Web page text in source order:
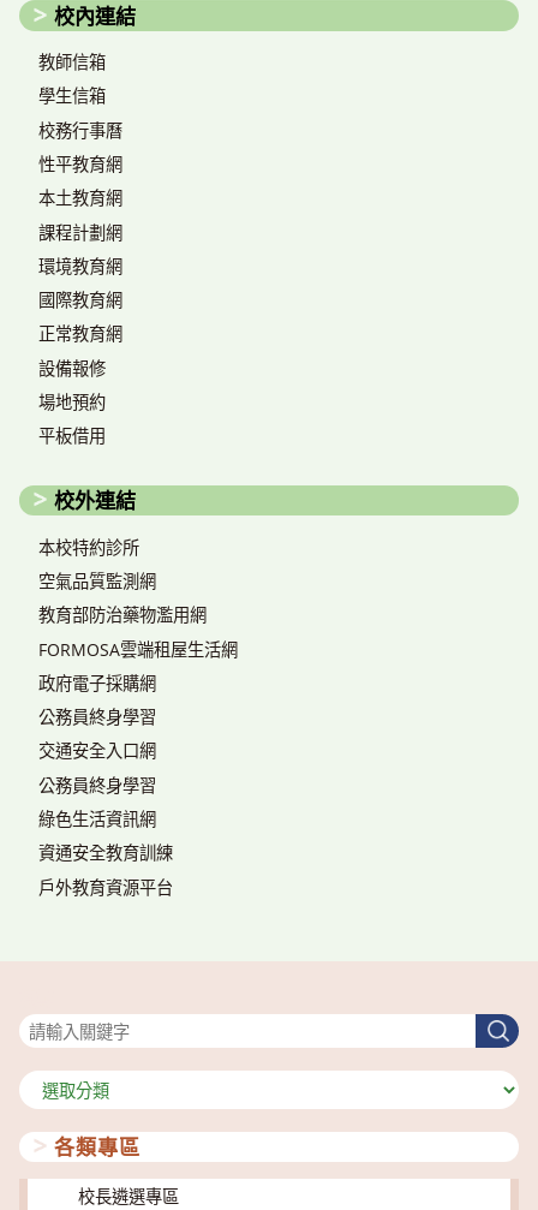
校內連結
教師信箱
學生信箱
校務行事曆
性平教育網
本土教育網
課程計劃網
環境教育網
國際教育網
正常教育網
設備報修
場地預約
平板借用
校外連結
本校特約診所
空氣品質監測網
教育部防治藥物濫用網
FORMOSA雲端租屋生活網
政府電子採購網
公務員終身學習
交通安全入口網
公務員終身學習
綠色生活資訊網
資通安全教育訓練
戶外教育資源平台
搜
尋
分
類
各類專區
校長遴選專區